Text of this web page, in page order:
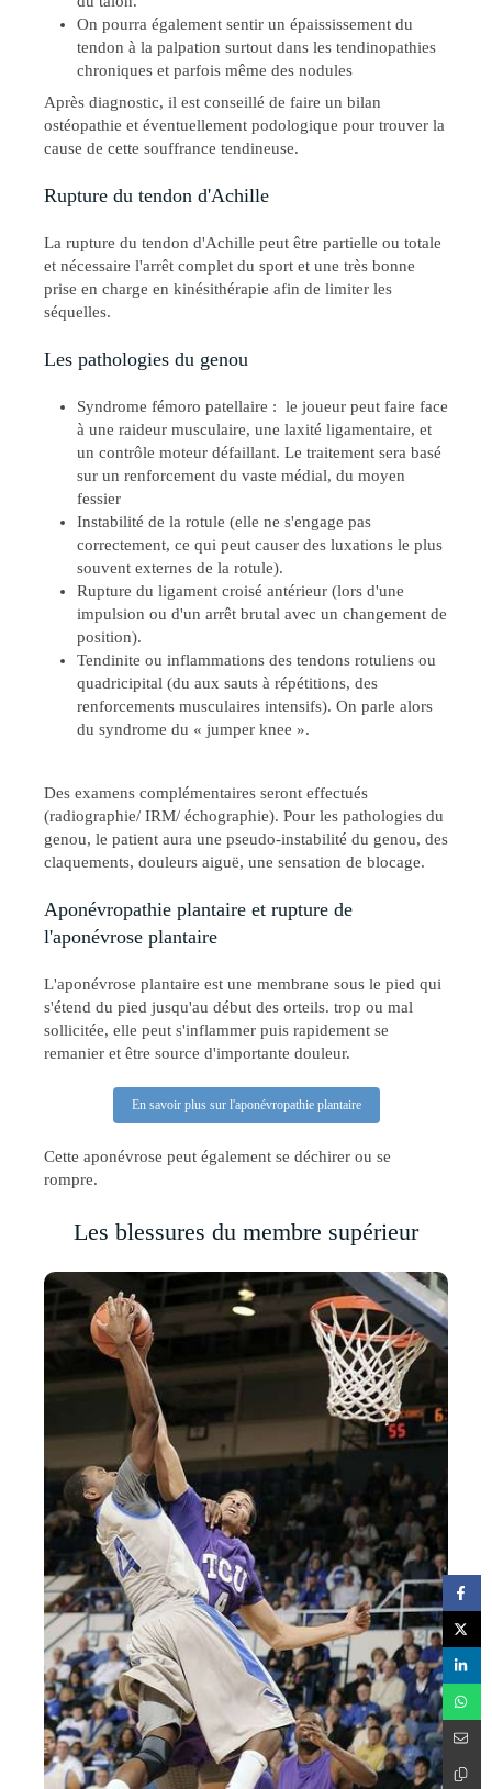
On pourra également sentir un épaississement du
tendon à la palpation surtout dans les tendinopathies
chroniques et parfois même des nodules
Après diagnostic, il est conseillé de faire un bilan
ostéopathie et éventuellement podologique pour trouver la
cause de cette souffrance tendineuse.
Rupture du tendon d'Achille
La rupture du tendon d'Achille peut être partielle ou totale
et nécessaire l'arrêt complet du sport et une très bonne
prise en charge en kinésithérapie afin de limiter les
séquelles.
Les pathologies du genou
Syndrome fémoro patellaire : le joueur peut faire face
à une raideur musculaire, une laxité ligamentaire, et
un contrôle moteur défaillant. Le traitement sera basé
sur un renforcement du vaste médial, du moyen
fessier
Instabilité de la rotule (elle ne s'engage pas
correctement, ce qui peut causer des luxations le plus
souvent externes de la rotule).
Rupture du ligament croisé antérieur (lors d'une
impulsion ou d'un arrêt brutal avec un changement de
position).
Tendinite ou inflammations des tendons rotuliens ou
quadricipital (du aux sauts à répétitions, des
renforcements musculaires intensifs). On parle alors
du syndrome du « jumper knee ».
Des examens complémentaires seront effectués
(radiographie/ IRM/ échographie). Pour les pathologies du
genou, le patient aura une pseudo-instabilité du genou, des
claquements, douleurs aiguë, une sensation de blocage.
Aponévropathie plantaire et rupture de
l'aponévrose plantaire
L'aponévrose plantaire est une membrane sous le pied qui
s'étend du pied jusqu'au début des orteils. trop ou mal
sollicitée, elle peut s'inflammer puis rapidement se
remanier et être source d'importante douleur.
En savoir plus sur l'aponévropathie plantaire
Cette aponévrose peut également se déchirer ou se
rompre.
Les blessures du membre supérieur